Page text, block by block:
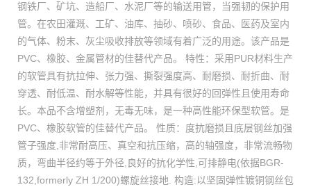
钢铁厂、矿坑、造船厂、水泥厂等的输送用管，当强韧的保护用
管。在农田灌溉、工矿、油库、抽砂、喷砂、食品、医药及室内
的气体、粉末、灰尘吸收排放等领域有着广泛的用途。该产品是
PVC、橡胶、金属管材的佳替代产品。 特性：采用PUR材料生产
的软管具有抗拉伸、张力强、撕裂强度高、耐磨损、耐折曲、耐
穿透、耐低温、耐水解等性能，并具有很好的回弹性且使用寿命
长。本品不含增塑剂，无毒无味，是一种高性能环保型软管。是
PVC、橡胶软管的佳替代产品。 性质：度抗磨损且底层钢丝加强
管子强度,非常耐高压、真空和抗压缩，高的轴强度，非常流畅物
质，弯曲半径约等于外径,良好的抗化学性,可排静电(依据BGR-
132,formerly ZH 1/200)螺旋丝接地. 构造:以坚固弹性镀铜钢丝包